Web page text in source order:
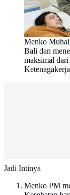
Menko
Bali dan
maksimal
Jadi Intinya
Menko PM